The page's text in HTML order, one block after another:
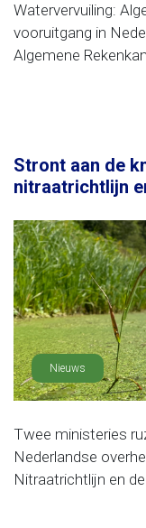
Watervervuiling:
vooruitgang in
Algemene
Stront aan de
nitraatrichtlijn
Nieuws
Twee ministeries
Nederlandse
Nitraatrichtlijn en